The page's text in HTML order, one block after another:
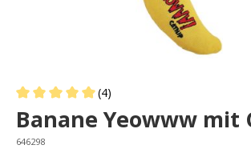
Average rating of 5 out of 5 stars
(4)
Banane Yeowww mit
646298